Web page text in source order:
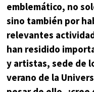
emblemático, no
sino también por
relevantes
han residido
y artistas, sede de
verano de la